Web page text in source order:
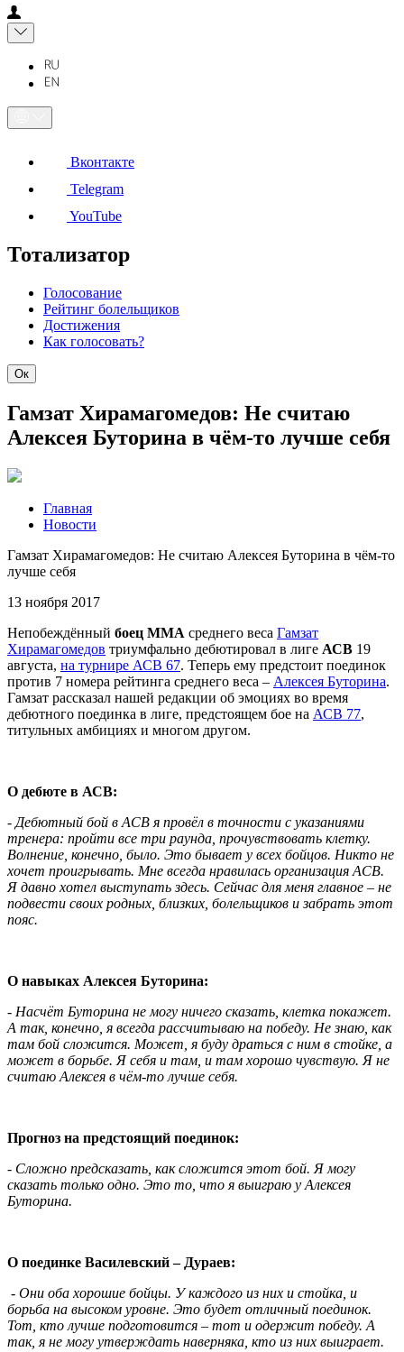
Вконтакте
Telegram
YouTube
Тотализатор
Голосование
Рейтинг болельщиков
Достижения
Как голосовать?
Ок
Гамзат Хирамагомедов: Не считаю
Алексея Буторина в чём-то лучше себя
Главная
Новости
Гамзат Хирамагомедов: Не считаю Алексея Буторина в чём-то
лучше себя
13 ноября 2017
Непобеждённый боец MMA среднего веса Гамзат
Хирамагомедов триумфально дебютировал в лиге АСВ 19
августа, на турнире АСВ 67. Теперь ему предстоит поединок
против 7 номера рейтинга среднего веса – Алексея Буторина.
Гамзат рассказал нашей редакции об эмоциях во время
дебютного поединка в лиге, предстоящем бое на АСВ 77,
титульных амбициях и многом другом.
О дебюте в АСВ:
- Дебютный бой в АСВ я провёл в точности с указаниями
тренера: пройти все три раунда, прочувствовать клетку.
Волнение, конечно, было. Это бывает у всех бойцов. Никто не
хочет проигрывать. Мне всегда нравилась организация АСВ.
Я давно хотел выступать здесь. Сейчас для меня главное – не
подвести своих родных, близких, болельщиков и забрать этот
пояс.
О навыках Алексея Буторина:
- Насчёт Буторина не могу ничего сказать, клетка покажет.
А так, конечно, я всегда рассчитываю на победу. Не знаю, как
там бой сложится. Может, я буду драться с ним в стойке, а
может в борьбе. Я себя и там, и там хорошо чувствую. Я не
считаю Алексея в чём-то лучше себя.
Прогноз на предстоящий поединок:
- Сложно предсказать, как сложится этот бой. Я могу
сказать только одно. Это то, что я выиграю у Алексея
Буторина.
О поединке Василевский – Дураев:
- Они оба хорошие бойцы. У каждого из них и стойка, и
борьба на высоком уровне. Это будет отличный поединок.
Тот, кто лучше подготовится – тот и одержит победу. А
так, я не могу утверждать наверняка, кто из них выиграет.